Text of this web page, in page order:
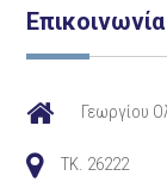
Επικοινωνία
Γεωργίου
TK. 26222